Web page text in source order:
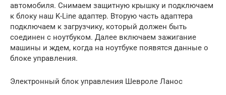
автомобиля. Снимаем защитную крышку и подключаем
к блоку наш K-Line адаптер. Вторую часть адаптера
подключаем к загрузчику, который должен быть
соединен с ноутбуком. Далее включаем зажигание
машины и ждем, когда на ноутбуке появятся данные о
блоке управления.
Электронный блок управления Шевроле Ланос